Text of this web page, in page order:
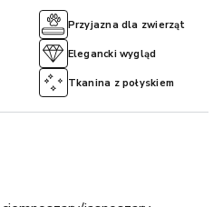
Przyjazna dla zwierząt
Elegancki wygląd
Tkanina z połyskiem